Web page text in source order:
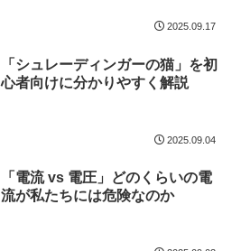
2025.09.17
「シュレーディンガーの猫」を初
心者向けに分かりやすく解説
2025.09.04
「電流 vs 電圧」どのくらいの電
流が私たちには危険なのか